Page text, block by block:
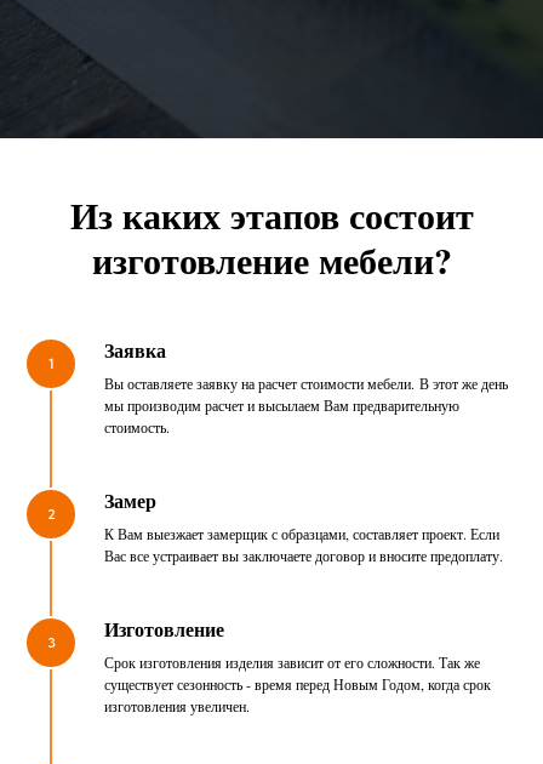
Из каких этапов состоит
изготовление мебели?
1 Заявка
Вы оставляете заявку на расчет стоимости мебели. В этот же день
мы производим расчет и высылаем Вам предварительную
стоимость.
2 Замер
К Вам выезжает замерщик с образцами, составляет проект. Если
Вас все устраивает вы заключаете договор и вносите предоплату.
3 Изготовление
Срок изготовления изделия зависит от его сложности. Так же
существует сезонность - время перед Новым Годом, когда срок
изготовления увеличен.